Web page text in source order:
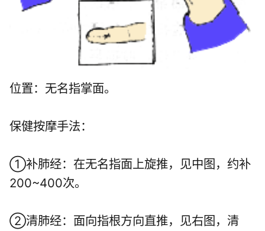
位置：无名指掌面。
保健按摩手法：
①补肺经：在无名指面上旋推，见中图，约补
200~400次。
②清肺经：面向指根方向直推，见右图，清